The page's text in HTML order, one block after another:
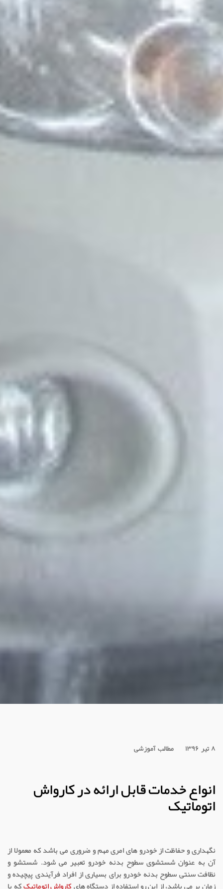
۸ تیر ۱۳۹۶ مطالب آموزشی
انواع خدمات قابل ارائه در کارواش
اتوماتیک
نگهداری و حفاظت از خودرو های امری مهم و ضروری می باشد که معمولا از
آن به عنوان شستشوی سطوح بدنه خودرو تعبیر می شود. شستشو و
نظافت سنتی سطوح بدنه خودرو برای بسیاری از افراد فرآیندی پیچیده و